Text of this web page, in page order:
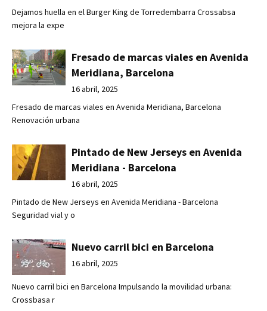
Dejamos huella en el Burger King de Torredembarra Crossabsa
mejora la expe
Fresado de marcas viales en Avenida
Meridiana, Barcelona
16 abril, 2025
Fresado de marcas viales en Avenida Meridiana, Barcelona
Renovación urbana
Pintado de New Jerseys en Avenida
Meridiana - Barcelona
16 abril, 2025
Pintado de New Jerseys en Avenida Meridiana - Barcelona
Seguridad vial y o
Nuevo carril bici en Barcelona
16 abril, 2025
Nuevo carril bici en Barcelona Impulsando la movilidad urbana:
Crossbasa r